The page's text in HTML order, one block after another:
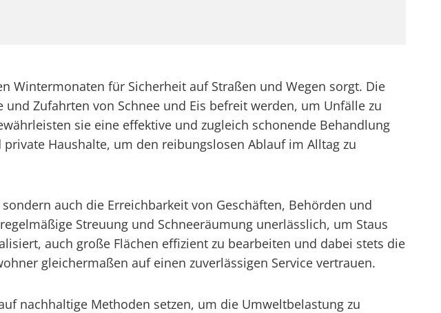
Wintermonaten für Sicherheit auf Straßen und Wegen sorgt. Die
Zufahrten von Schnee und Eis befreit werden, um Unfälle zu
sie eine effektive und zugleich schonende Behandlung
Haushalte, um den reibungslosen Ablauf im Alltag zu
auch die Erreichbarkeit von Geschäften, Behörden und
Streuung und Schneeräumung unerlässlich, um Staus
auch große Flächen effizient zu bearbeiten und dabei stets die
gleichermaßen auf einen zuverlässigen Service vertrauen.
nachhaltige Methoden setzen, um die Umweltbelastung zu